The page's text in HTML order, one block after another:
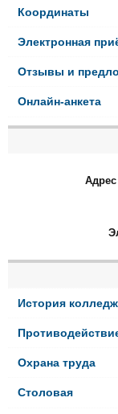
Координаты
Электронная
Отзывы и
Онлайн-анкета
Адрес
История
Охрана труда
Столовая